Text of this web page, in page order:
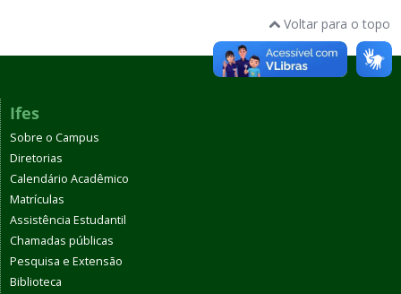
Voltar para o topo
Ifes
Sobre o Campus
Diretorias
Calendário Acadêmico
Matrículas
Assistência Estudantil
Chamadas públicas
Pesquisa e Extensão
Biblioteca